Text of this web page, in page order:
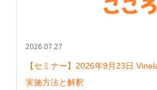
2026.07.27
【セミナー】2026年9月23日
実施方法と解釈